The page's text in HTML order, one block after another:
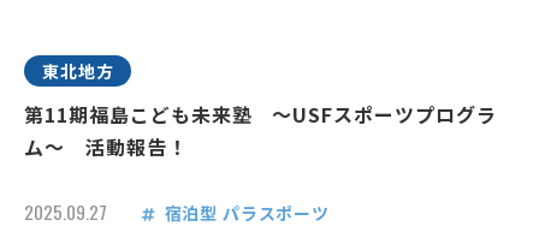
東北地方
第11期福島こども未来塾 ～USFスポーツプログラ
ム～ 活動報告！
2025.09.27 宿泊型 パラスポーツ